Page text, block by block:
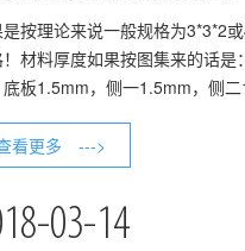
按理论来说一般规格为3*3*2
材料厚度如果按图集来的话
板1.5mm，侧一1.5mm，侧二
看更多 --->
03-14